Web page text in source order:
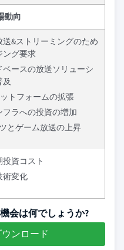
動向
送&ストリーミングのため
ング要求
ベースの放送ソリューシ
及
トフォームの拡張
フラへの投資の増加
とゲーム放送の上昇
資コスト
術変化
会は何でしょうか?
ンロード